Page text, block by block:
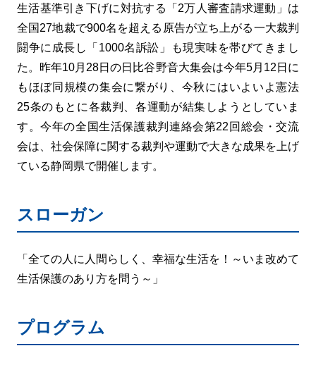
生活基準引き下げに対抗する「2万人審査請求運動」は
全国27地裁で900名を超える原告が立ち上がる一大裁判
闘争に成長し「1000名訴訟」も現実味を帯びてきまし
た。昨年10月28日の日比谷野音大集会は今年5月12日に
もほぼ同規模の集会に繋がり、今秋にはいよいよ憲法
25条のもとに各裁判、各運動が結集しようとしていま
す。今年の全国生活保護裁判連絡会第22回総会・交流
会は、社会保障に関する裁判や運動で大きな成果を上げ
ている静岡県で開催します。
スローガン
「全ての人に人間らしく、幸福な生活を！～いま改めて
生活保護のあり方を問う～」
プログラム